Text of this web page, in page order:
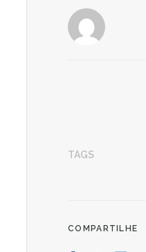
TAGS
COMPARTILHE